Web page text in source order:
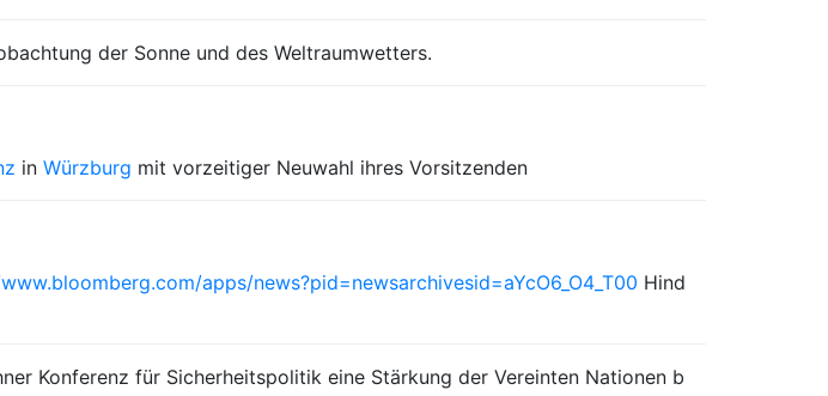
der Sonne und des Weltraumwetters.
in Würzburg mit vorzeitiger Neuwahl ihres Vorsitzenden
apps/news?pid=newsarchivesid=aYcO6_O4_T00 Hind
Konferenz für Sicherheitspolitik eine Stärkung der Vereinten Nationen b